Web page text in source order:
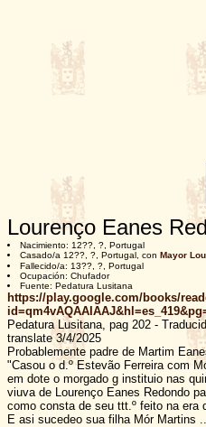
Lourenço Eanes
Nacimiento: 12??, ?, Portugal
Casado/a 12??, ?, Portugal, con Mayor
Fallecido/a: 13??, ?, Portugal
Ocupación: Chufador
Fuente: Pedatura Lusitana
https://play.google.com/books/
Pedatura Lusitana, pag 202 -
translate 3/4/2025
Probablemente padre de Martim
"Casou o d.º Estevão Ferreira com
em dote o morgado g instituio nas
viuva de Lourenço Eanes Redondo
como consta de seu ttt.º feito na era
E asi sucedeo sua filha Mór Martins